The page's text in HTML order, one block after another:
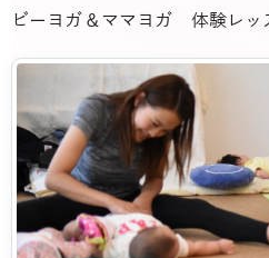
ビーヨガ＆ママヨガ 体験レッ